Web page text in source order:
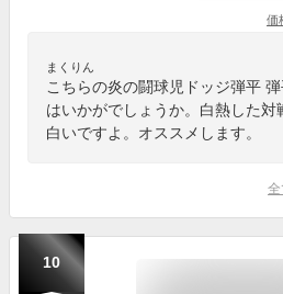
価
まくりん
こちらの炎の闘球児ドッジ弾平
はいかがでしょうか。白熱した
白いですよ。オススメします。
全
10